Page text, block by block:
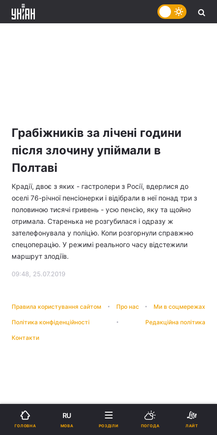
Грабіжників за лічені години
після злочину упіймали в
Полтаві
Крадії, двоє з яких - гастролери з Росії, вдерлися до
оселі 76-річної пенсіонерки і відібрали в неї понад три з
половиною тисячі гривень - усю пенсію, яку та щойно
отримала. Старенька не розгубилася і одразу ж
зателефонувала у поліцію. Копи розгорнули справжню
спецоперацію. У режимі реального часу відстежили
маршрут злодіїв.
09:48, 25.07.2019
Правила користування сайтом Про нас Ми в соцмережах
Політика конфіденційності Редакційна політика
Контакти
ГОЛОВНА
RU
МОВА РОЗДІЛИ ПОГОДА ЛАЙТ